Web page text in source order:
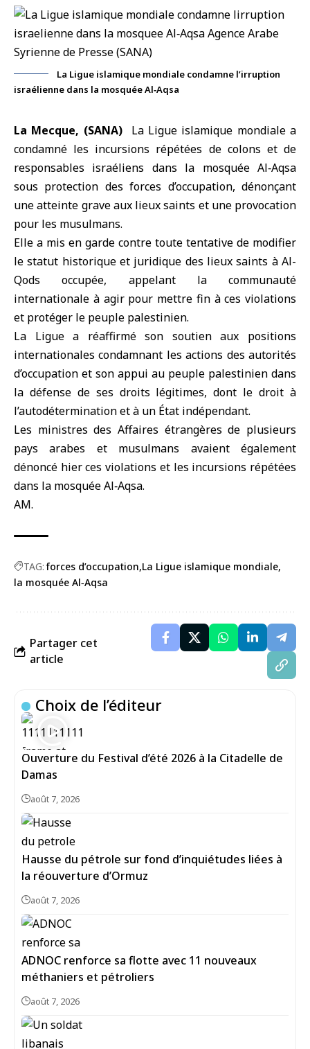
La Ligue islamique mondiale condamne l’irruption
israélienne dans la mosquée Al‑Aqsa
La Mecque, (SANA) La Ligue islamique mondialea
condamné les incursions répétées de colons et de
responsables israéliens dans la mosquée Al‑Aqsa
sous protection desforces d’occupation, dénonçant
une atteinte grave aux lieux saints et une provocation
pour les musulmans.
Elle a mis en garde contre toute tentative de modifier
le statut historique et juridique des lieux saints à Al-
Qods occupée, appelant la communauté
internationale à agir pour mettre fin à ces violations
et protéger le peuple palestinien.
La Ligue a réaffirmé son soutien aux positions
internationales condamnant les actions des autorités
d’occupation et son appui au peuple palestinien dans
la défense de ses droits légitimes, dont le droit à
l’autodétermination et à un État indépendant.
Les ministres des Affaires étrangères de plusieurs
pays arabes et musulmans avaient également
dénoncé hier ces violations et les incursions répétées
dans la mosquée Al‑Aqsa.
AM.
TAG: forces d’occupation La Ligue islamique mondiale
la mosquée Al‑Aqsa
Partager cet
article
Choix de l’éditeur
Ouverture du Festival d’été 2026 à la Citadelle de
Damas
août 7, 2026
Hausse du pétrole sur fond d’inquiétudes liées à
la réouverture d’Ormuz
août 7, 2026
ADNOC renforce sa flotte avec 11 nouveaux
méthaniers et pétroliers
août 7, 2026